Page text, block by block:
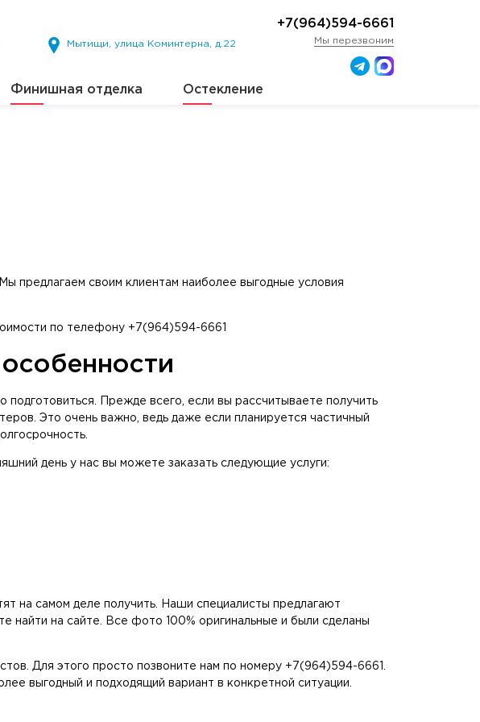
Мытищи, улица Коминтерна, д.22
+7(964)594-6661
Мы перезвоним
Финишная отделка Остекление
предлагаем своим клиентам наиболее выгодные условия
по телефону +7(964)594-6661
Прежде всего, если вы рассчитываете получить
Это очень важно, ведь даже если планируется частичный
день у нас вы можете заказать следующие услуги:
на самом деле получить. Наши специалисты предлагают
найти на сайте. Все фото 100% оригинальные и были сделаны
Для этого просто позвоните нам по номеру +7(964)594-6661.
выгодный и подходящий вариант в конкретной ситуации.